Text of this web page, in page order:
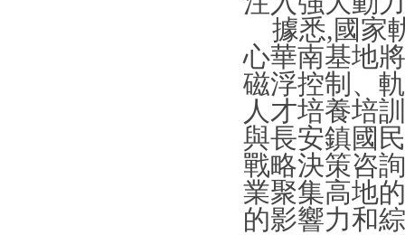
據悉,國家
心華南基地
磁浮控制、
人才培養培
與長安鎮國
戰略決策咨
業聚集高地
的影響力和